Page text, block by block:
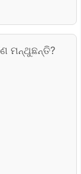
ମନ୍ଥୁଛନ୍ତି?